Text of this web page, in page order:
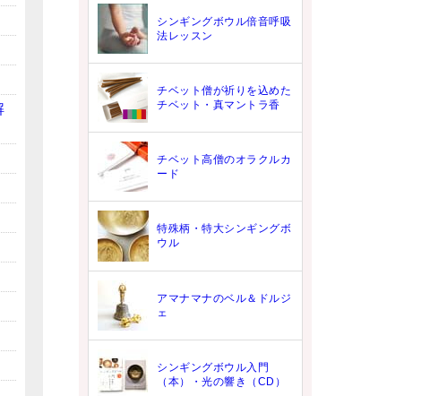
シンギングボウル倍音呼吸
法レッスン
チベット僧が祈りを込めた
チベット・真マントラ香
チベット高僧のオラクルカ
ード
特殊柄・特大シンギングボ
ウル
アマナマナのベル＆ドルジ
ェ
シンギングボウル入門
（本）・光の響き（CD）